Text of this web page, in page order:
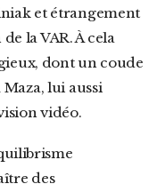
et étrangement
la VAR. À cela
dont un coude
lui aussi
vidéo.
des